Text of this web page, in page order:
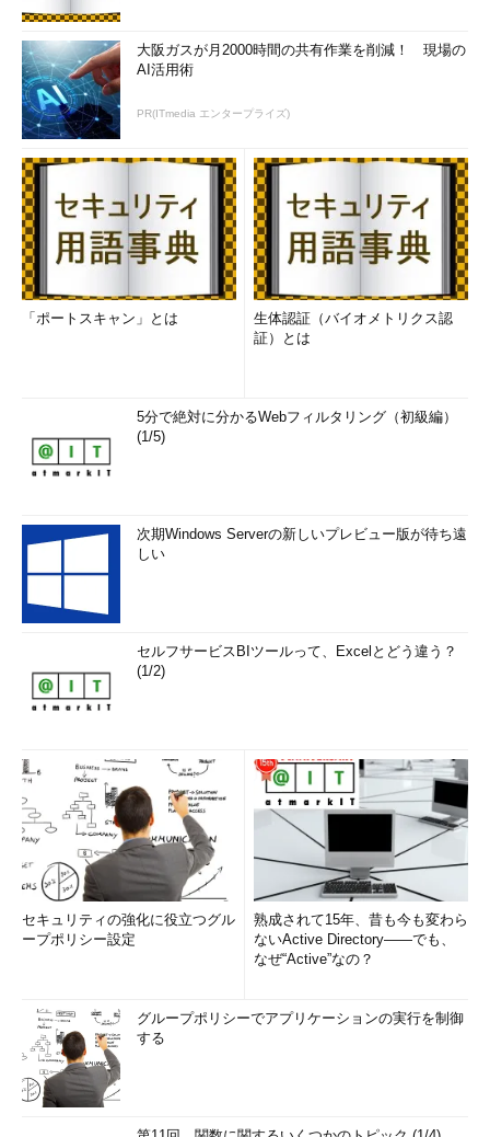
大阪ガスが月2000時間の共有作業を削減！ 現場の
AI活用術
PR(ITmedia エンタープライズ)
「ポートスキャン」とは
生体認証（バイオメトリクス認
証）とは
5分で絶対に分かるWebフィルタリング（初級編）
(1/5)
次期Windows Serverの新しいプレビュー版が待ち遠
しい
セルフサービスBIツールって、Excelとどう違う？
(1/2)
セキュリティの強化に役立つグル
ープポリシー設定
熟成されて15年、昔も今も変わら
ないActive Directory――でも、
なぜ“Active”なの？
グループポリシーでアプリケーションの実行を制御
する